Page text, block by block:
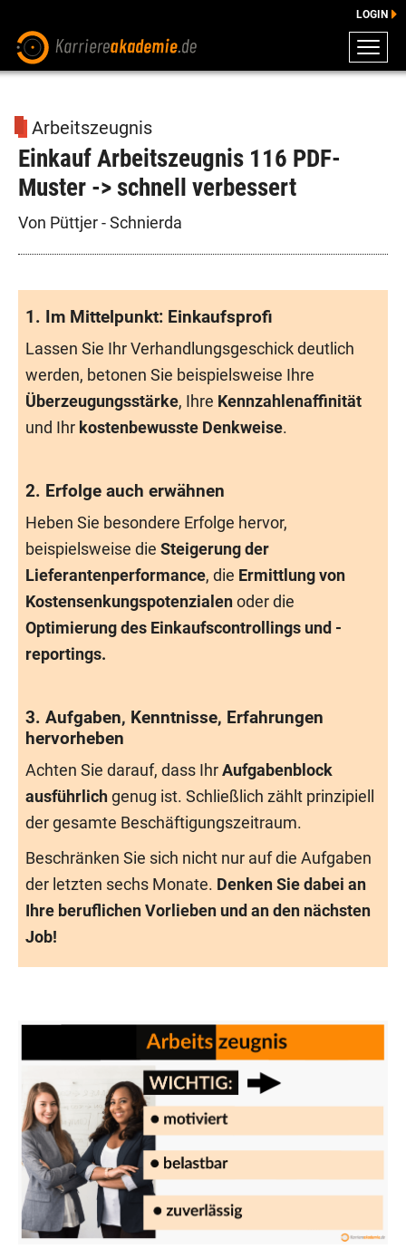
ENGLISCHE DOWNLOADS
E-LEARNING
FAQ
BERATUNG
LOGIN
Arbeitszeugnis
Einkauf Arbeitszeugnis 116 PDF-
Muster -> schnell verbessert
Von Püttjer - Schnierda
1. Im Mittelpunkt: Einkaufsprofi
Lassen Sie Ihr Verhandlungsgeschick deutlich
werden, betonen Sie beispielsweise Ihre
Überzeugungsstärke, Ihre Kennzahlenaffinität
und Ihr kostenbewusste Denkweise.
2. Erfolge auch erwähnen
Heben Sie besondere Erfolge hervor,
beispielsweise die Steigerung der
Lieferantenperformance, die Ermittlung von
Kostensenkungspotenzialen oder die
Optimierung des Einkaufscontrollings und -
reportings.
3. Aufgaben, Kenntnisse, Erfahrungen
hervorheben
Achten Sie darauf, dass Ihr Aufgabenblock
ausführlich genug ist. Schließlich zählt prinzipiell
der gesamte Beschäftigungszeitraum.
Beschränken Sie sich nicht nur auf die Aufgaben
der letzten sechs Monate. Denken Sie dabei an
Ihre beruflichen Vorlieben und an den nächsten
Job!